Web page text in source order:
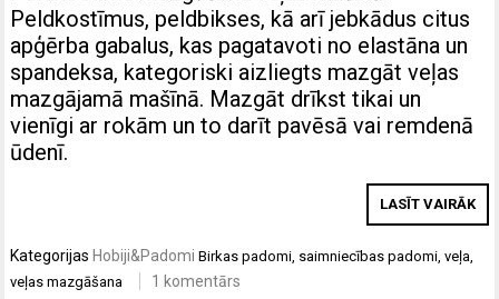
Peldkostīmus, peldbikses, kā arī jebkādus citus
apģērba gabalus, kas pagatavoti no elastāna un
spandeksa, kategoriski aizliegts mazgāt veļas
mazgājamā mašīnā. Mazgāt drīkst tikai un
vienīgi ar rokām un to darīt pavēsā vai remdenā
ūdenī.
LASĪT VAIRĀK
Kategorijas Hobiji&Padomi Birkaspadomi, saimniecības padomi,veļa,
veļas mazgāšana
1 komentārs